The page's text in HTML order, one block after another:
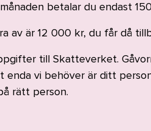
betalar du endast
av är 12 000 kr, du får då
till Skatteverket.
enda vi behöver är ditt
rätt person.